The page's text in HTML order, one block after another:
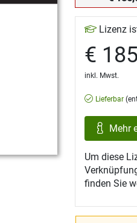
Lizenz
€
inkl. Mwst.
Lieferbar
Mehr
Um diese
finden Sie